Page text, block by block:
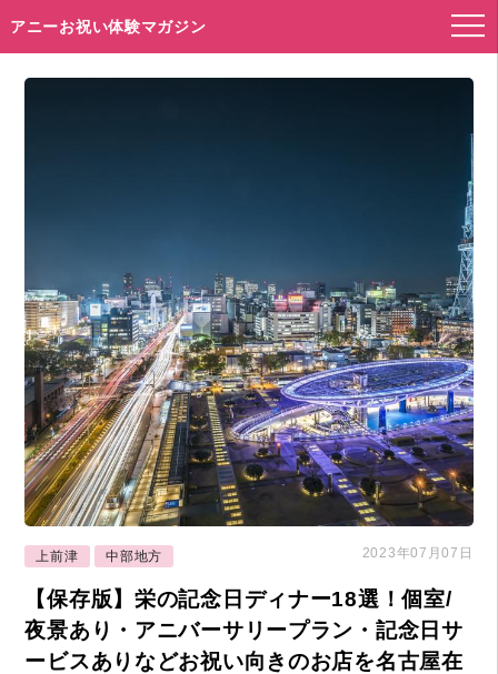
アニーお祝い体験マガジン
上前津 中部地方 2023年07月07日
【保存版】栄の記念日ディナー18選！個室/
夜景あり・アニバーサリープラン・記念日サ
ービスありなどお祝い向きのお店を名古屋在